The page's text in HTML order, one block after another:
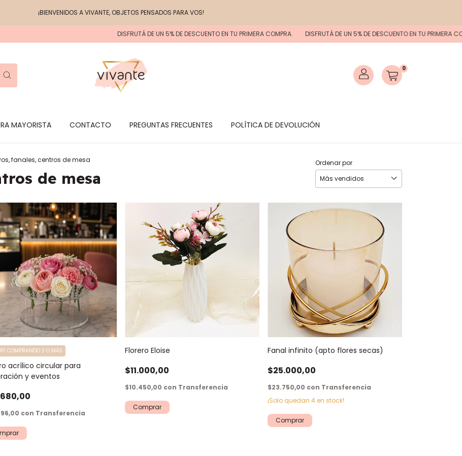
¡BIENVENIDOS A VIVANTE, OBJETOS PENSADOS PARA VOS!
DISFRUTÁ DE UN 5% DE DESCUENTO EN TU PRIMERA COMPRA. DISFRUTÁ DE UN 5% DE DESCUENTO EN TU PRIMERA
0
MAYORISTA CONTACTO PREGUNTAS FRECUENTES POLÍTICA DE DEVOLUCIÓN
fanales, centros de mesa
de mesa
Ordenar por
acrílico circular para
y eventos
COMPRANDO 3 O MÁS
con Transferencia
Florero Eloise
$11.000,00
$10.450,00 con Transferencia
Fanal infinito (apto flores secas)
$25.000,00
$23.750,00 con Transferencia
¡Solo quedan 4 en stock!